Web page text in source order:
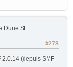
Dune SF
#278
2.0.14 (depuis SMF